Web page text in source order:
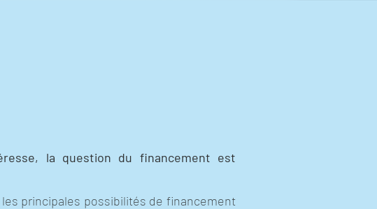
la question du financement est
principales possibilités de financement